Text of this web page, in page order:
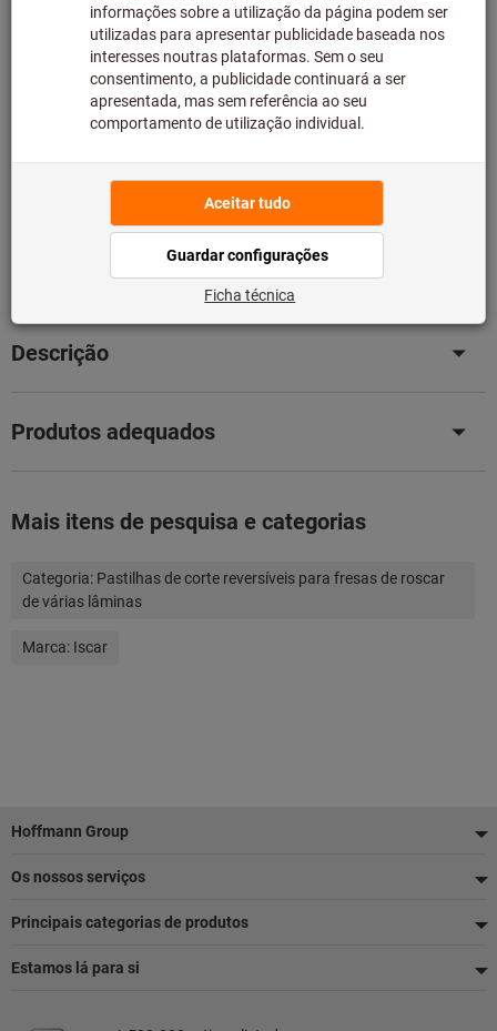
Tempo de processamento aprox.: 4-6 dias úteis
Tenha em atenção o prazo de entrega e recomendação:
Efetuamos o pedido deste artigo diretamente ao
fabricante, uma vez que não faz parte da nossa gama
principal e, como tal, não temos em stock.
Adicionar à lista de desejos
Detalhes dos produtos
Descrição
Produtos adequados
Mais itens de pesquisa e categorias
Categoria: Pastilhas de corte reversíveis para fresas de roscar
de várias lâminas
Marca: Iscar
Rodapé
Hoffmann Group
Os nossos serviços
Principais categorias de produtos
Estamos lá para si